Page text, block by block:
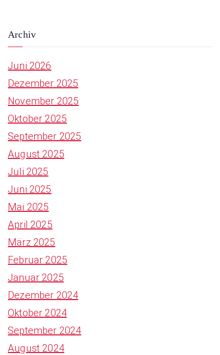
Archiv
Juni 2026
Dezember 2025
November 2025
Oktober 2025
September 2025
August 2025
Juli 2025
Juni 2025
Mai 2025
April 2025
März 2025
Februar 2025
Januar 2025
Dezember 2024
Oktober 2024
September 2024
August 2024